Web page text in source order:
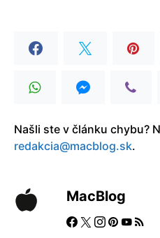
Našli ste v článku chybu?
redakcia@macblog.sk.
MacBlog